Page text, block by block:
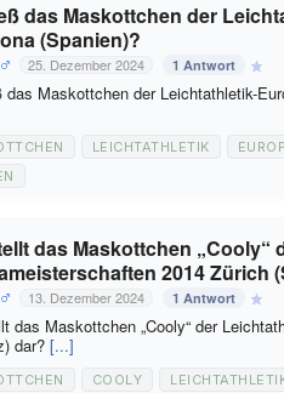
das Maskottchen der
(Spanien)?
25. Dezember 2024 1 Antwort
das Maskottchen der Leichtathletik-
LEICHTATHLETIK
das Maskottchen „Cooly“
2014 Zürich
13. Dezember 2024 1 Antwort
das Maskottchen „Cooly“ der
dar? [...]
COOLY